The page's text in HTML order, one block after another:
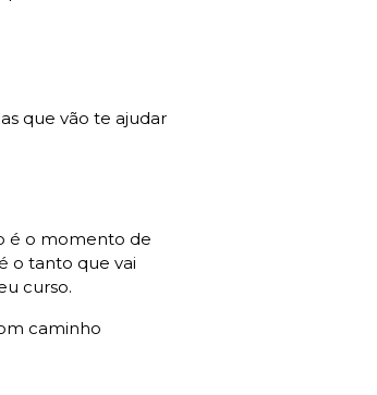
que vão te ajudar
é o momento de
o tanto que vai
curso.
caminho